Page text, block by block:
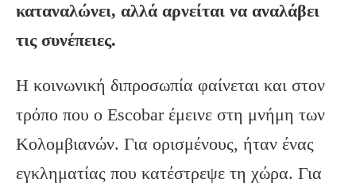
καταναλώνει, αλλά αρνείται να αναλάβει
τις συνέπειες.
Η κοινωνική διπροσωπία φαίνεται και στον
τρόπο που ο Escobar έμεινε στη μνήμη των
Κολομβιανών. Για ορισμένους, ήταν ένας
εγκληματίας που κατέστρεψε τη χώρα. Για